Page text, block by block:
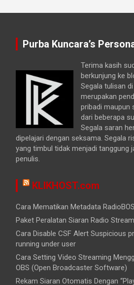
Purba Kuncara’s
Terima kasih
berkunjung ke
Segala tulisan
merupakan
pribadi maupun
dari beberapa
Segala saran
dipelajari dengan seksama. Segala
yang timbul tidak menjadi tanggung
penulis.
KLIKHOST.com
Cara Mematikan Metadata
Paket Peralatan Siaran Radio
Cara Disable CSF Alert Suspicious
running under user
Cara Setting Video Streaming
OBS (Open Broadcaster Software)
Rekam Siaran Otomatis Dengan